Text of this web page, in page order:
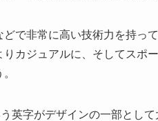
で非常に高い技術力を持っ
カジュアルに、そしてスポ
英字がデザインの一部とし